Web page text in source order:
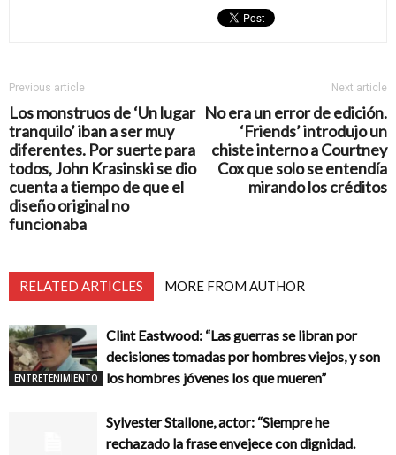
Previous article
Los monstruos de ‘Un lugar
tranquilo’ iban a ser muy
diferentes. Por suerte para
todos, John Krasinski se dio
cuenta a tiempo de que el
diseño original no
funcionaba
Next article
No era un error de edición.
‘Friends’ introdujo un
chiste interno a Courtney
Cox que solo se entendía
mirando los créditos
RELATED ARTICLES MORE FROM AUTHOR
ENTRETENIMIENTO
Clint Eastwood: “Las guerras se libran por
decisiones tomadas por hombres viejos, y son
los hombres jóvenes los que mueren”
Sylvester Stallone, actor: “Siempre he
rechazado la frase envejece con dignidad.